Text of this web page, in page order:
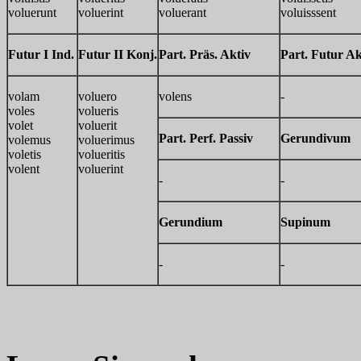
voluerunt
voluerint
voluerant
voluisssent
Futur I Ind. Futur II Konj.Part. Präs. Aktiv Part. Futur
volam
voles
volet
volemus
voletis
volent
voluero
volueris
voluerit
voluerimus
volueritis
voluerint
volens -
Part. Perf. Passiv Gerundivum
- -
Gerundium Supinum
- -